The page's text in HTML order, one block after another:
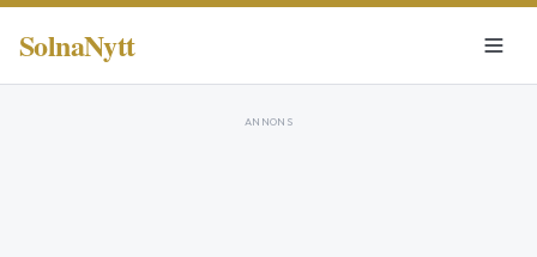
SolnaNytt
ANNONS